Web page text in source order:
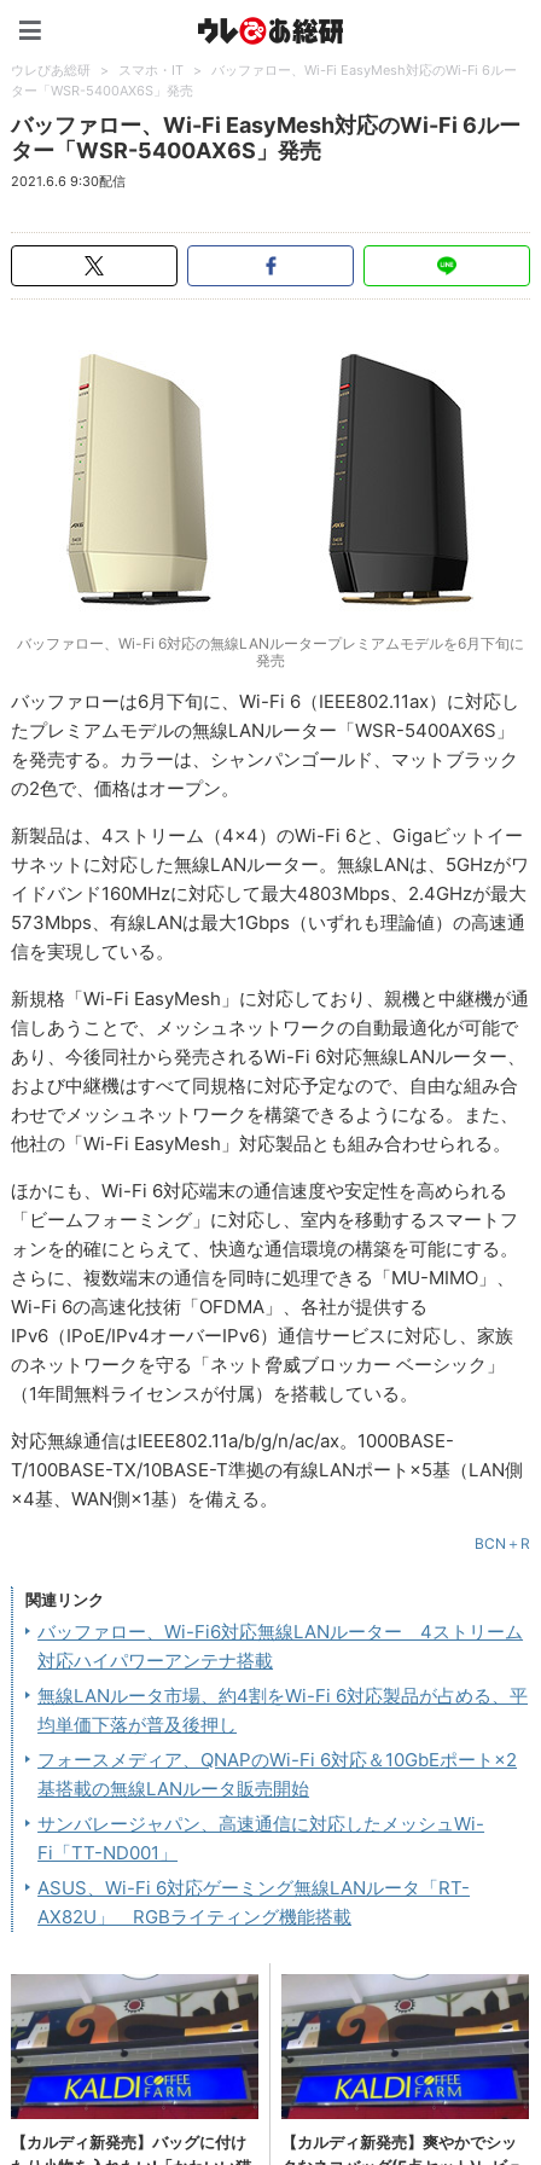
ウレぴあ総研 > スマホ・IT >
バッファロー、Wi-Fi EasyMesh対応のWi-Fi 6ルー
ター「WSR-5400AX6S」発売
バッファロー、Wi-Fi EasyMesh対応のWi-Fi 6ルー
ター「WSR-5400AX6S」発売
2021.6.6 9:30配信
バッファロー、Wi-Fi 6対応の無線LANルータープレミアムモデルを6月下旬に
発売
バッファローは6月下旬に、Wi-Fi 6（IEEE802.11ax）に対応し
たプレミアムモデルの無線LANルーター「WSR-5400AX6S」
を発売する。カラーは、シャンパンゴールド、マットブラック
の2色で、価格はオープン。
新製品は、4ストリーム（4×4）のWi-Fi 6と、Gigaビットイー
サネットに対応した無線LANルーター。無線LANは、5GHzがワ
イドバンド160MHzに対応して最大4803Mbps、2.4GHzが最大
573Mbps、有線LANは最大1Gbps（いずれも理論値）の高速通
信を実現している。
新規格「Wi-Fi EasyMesh」に対応しており、親機と中継機が通
信しあうことで、メッシュネットワークの自動最適化が可能で
あり、今後同社から発売されるWi-Fi 6対応無線LANルーター、
および中継機はすべて同規格に対応予定なので、自由な組み合
わせでメッシュネットワークを構築できるようになる。また、
他社の「Wi-Fi EasyMesh」対応製品とも組み合わせられる。
ほかにも、Wi-Fi 6対応端末の通信速度や安定性を高められる
「ビームフォーミング」に対応し、室内を移動するスマートフ
ォンを的確にとらえて、快適な通信環境の構築を可能にする。
さらに、複数端末の通信を同時に処理できる「MU-MIMO」、
Wi-Fi 6の高速化技術「OFDMA」、各社が提供する
IPv6（IPoE/IPv4オーバーIPv6）通信サービスに対応し、家族
のネットワークを守る「ネット脅威ブロッカー ベーシック」
（1年間無料ライセンスが付属）を搭載している。
対応無線通信はIEEE802.11a/b/g/n/ac/ax。1000BASE-
T/100BASE-TX/10BASE-T準拠の有線LANポート×5基（LAN側
×4基、WAN側×1基）を備える。
BCN＋R
関連リンク
バッファロー、Wi-Fi6対応無線LANルーター 4ストリーム
対応ハイパワーアンテナ搭載
無線LANルータ市場、約4割をWi-Fi 6対応製品が占める、平
均単価下落が普及後押し
フォースメディア、QNAPのWi-Fi 6対応＆10GbEポート×2
基搭載の無線LANルータ販売開始
サンバレージャパン、高速通信に対応したメッシュWi-
Fi「TT-ND001」
ASUS、Wi-Fi 6対応ゲーミング無線LANルータ「RT-
AX82U」 RGBライティング機能搭載